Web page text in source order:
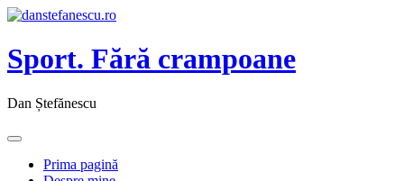
Sport. Fără crampoane
Dan Ștefănescu
Prima pagină